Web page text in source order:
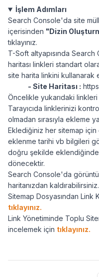
İşlem Adımları
Search Console'da site
içerisinden "Dizin
tıklayınız.
T-Soft altyapısında
haritası linkleri standart
site harita linkini kullanarak
- Site Haritası :
Öncelikle yukarıdaki linkleri
Tarayıcıda linklerinizi
olmadan sırasıyla ekleme
Eklediğiniz her sitemap için
eklenme tarihi vb bilgileri
doğru şekilde
dönecektir.
Search Console'da
haritanızdan kaldırabilirsiniz.
Sitemap Dosyasından Link
tıklayınız.
Link Yönetiminde Toplu
incelemek için tıklayınız.